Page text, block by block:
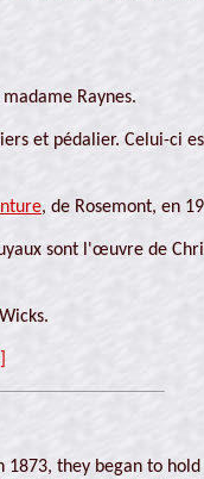
Raynes.
et pédalier. Celui-ci
, de Rosemont, en
sont l'œuvre de
they began to hold